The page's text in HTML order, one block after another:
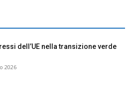
dell’UE nella transizione verde
2026